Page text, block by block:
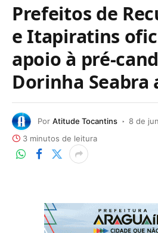
Prefeitos de
e Itapiratins
apoio à pré-
Dorinha Seabra
Por Atitude Tocantins
8 de
3 minutos de leitura